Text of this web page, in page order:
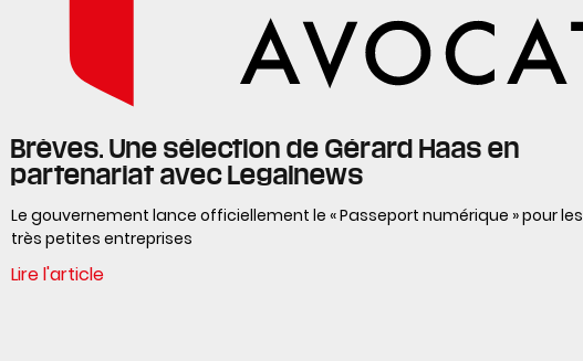
Brèves. Une sélection de Gérard Haas en
partenariat avec Legalnews
Le gouvernement lance officiellement le « Passeport numérique » pour les
très petites entreprises
Lire l'article